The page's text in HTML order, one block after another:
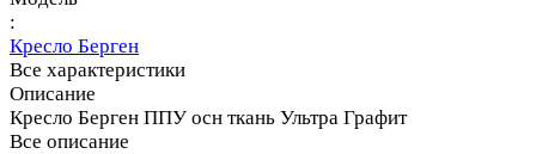
:
Кресло Берген
Все характеристики
Описание
Кресло Берген ППУ осн ткань Ультра Графит
Все описание